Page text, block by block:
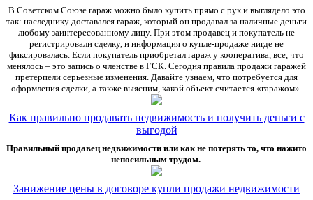
В Советском Союзе гараж можно было купить прямо с рук и выглядело это
так: наследнику доставался гараж, который он продавал за наличные деньги
любому заинтересованному лицу. При этом продавец и покупатель не
регистрировали сделку, и информация о купле-продаже нигде не
фиксировалась. Если покупатель приобретал гараж у кооператива, все, что
менялось – это запись о членстве в ГСК. Сегодня правила продажи гаражей
претерпели серьезные изменения. Давайте узнаем, что потребуется для
оформления сделки, а также выясним, какой объект считается «гаражом».
Как правильно продавать недвижимость и получить деньги с
выгодой
Правильный продавец недвижимости или как не потерять то, что нажито
непосильным трудом.
Занижение цены в договоре купли продажи недвижимости